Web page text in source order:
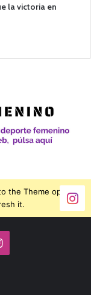
la victoria en
the Theme options
it.
Instagram